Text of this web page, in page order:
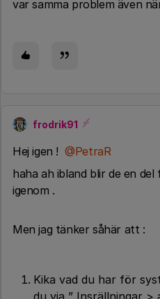
var samma problem även
frodrik91
Hej igen !@PetraR
haha ah ibland blir de en
igenom .
Men jag tänker såhär att :
Kika vad du har för
du via ” Insrällningar >